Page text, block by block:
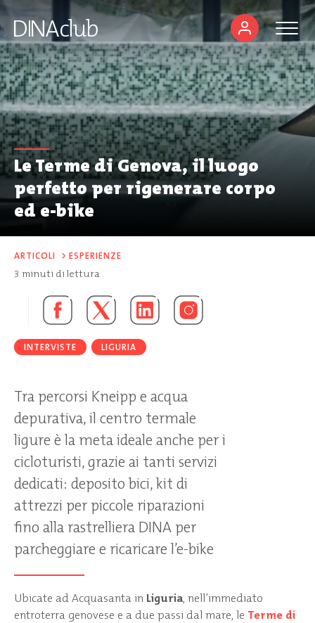
Le Terme di Genova, il luogo
perfetto per rigenerare corpo
ed e-bike
ARTICOLI > ESPERIENZE
3 minuti di lettura
INTERVISTE LIGURIA
Tra percorsi Kneipp e acqua
depurativa, il centro termale
ligure è la meta ideale anche per i
cicloturisti, grazie ai tanti servizi
dedicati: deposito bici, kit di
attrezzi per piccole riparazioni
fino alla rastrelliera DINA per
parcheggiare e ricaricare l’e-bike
Ubicate ad Acquasanta in Liguria, nell’immediato
entroterra genovese e a due passi dal mare, le Terme di